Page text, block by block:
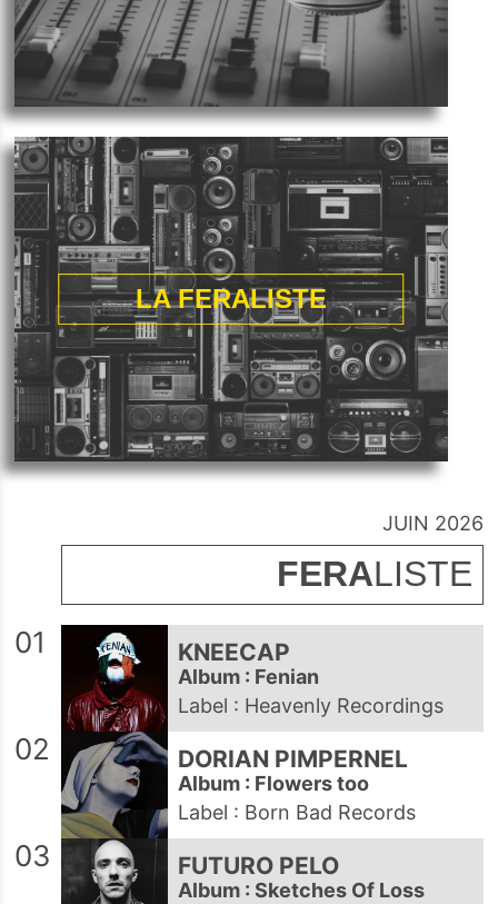
LA FERALISTE
JUIN 2026
FERALISTE
01 KNEECAP
Album : Fenian
Label : Heavenly Recordings
02 DORIAN PIMPERNEL
Album : Flowers too
Label : Born Bad Records
03 FUTURO PELO
Album : Sketches Of Loss